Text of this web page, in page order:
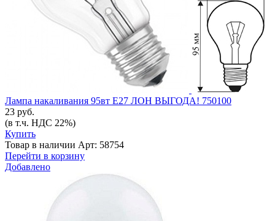
Лампа накаливания 95вт Е27 ЛОН ВЫГОДА! 750100
23 руб.
(в т.ч. НДС 22%)
Купить
Товар в наличии Арт: 58754
Перейти в корзину
Добавлено